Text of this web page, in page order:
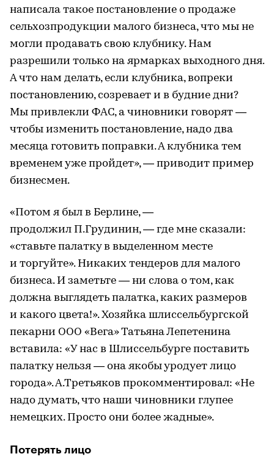
написала такое постановление о продаже
сельхозпродукции малого бизнеса, что мы не
могли продавать свою клубнику. Нам
разрешили только на ярмарках выходного дня.
А что нам делать, если клубника, вопреки
постановлению, созревает и в будние дни?
Мы привлекли ФАС, а чиновники говорят —
чтобы изменить постановление, надо два
месяца готовить поправки. А клубника тем
временем уже пройдет», — приводит пример
бизнесмен.
«Потом я был в Берлине, —
продолжил П.Грудинин, — где мне сказали:
«ставьте палатку в выделенном месте
и торгуйте». Никаких тендеров для малого
бизнеса. И заметьте — ни слова о том, как
должна выглядеть палатка, каких размеров
и какого цвета!». Хозяйка шлиссельбургской
пекарни ООО «Вега» Татьяна Лепетенина
вставила: «У нас в Шлиссельбурге поставить
палатку нельзя — она якобы уродует лицо
города». А.Третьяков прокомментировал: «Не
надо думать, что наши чиновники глупее
немецких. Просто они более жадные».
Потерять лицо